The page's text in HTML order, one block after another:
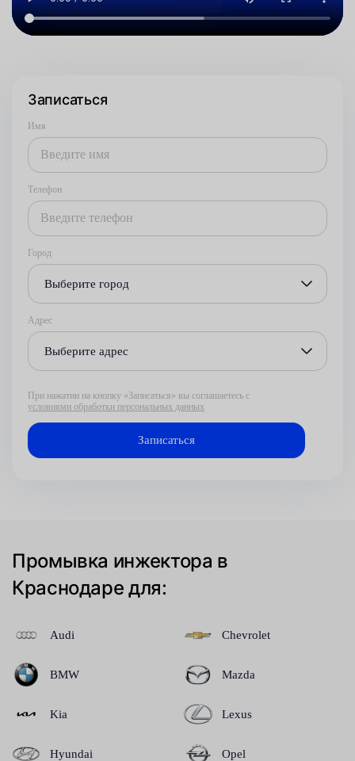
Записаться
Имя
Телефон
Город
Выберите город
Адрес
Выберите адрес
При нажатии на кнопку «Записаться» вы соглашаетесь с
условиями обработки персональных данных
Промывка инжектора в
Краснодаре для:
Audi
BMW
Kia
Hyundai
Chevrolet
Mazda
Lexus
Opel